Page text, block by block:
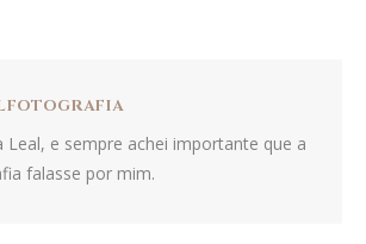
Leal, e sempre achei importante que a
falasse por mim.